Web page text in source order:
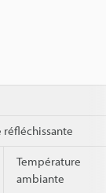
réfléchissante
Température
ambiante